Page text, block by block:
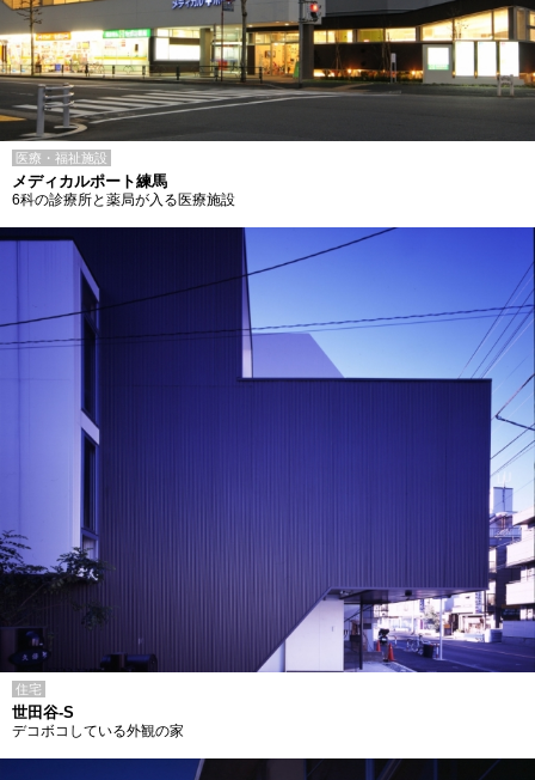
医療・福祉施設
メディカルポート練馬
6科の診療所と薬局が入る医療施設
住宅
世田谷-S
デコボコしている外観の家